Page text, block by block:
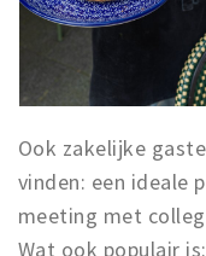
Ook zakelijke
vinden: een ideale
meeting met
Wat ook populair